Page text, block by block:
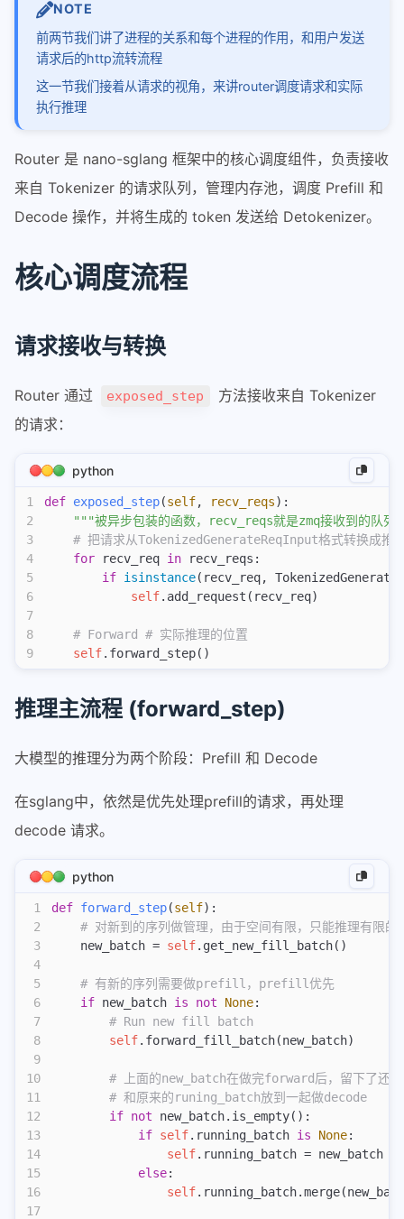
NOTE
前两节我们讲了进程的关系和每个进程的作用，和用户发送
请求后的http流转流程
这一节我们接着从请求的视角，来讲router调度请求和实际
执行推理
Router 是 nano-sglang 框架中的核心调度组件，负责接收
来自 Tokenizer 的请求队列，管理内存池，调度 Prefill 和
Decode 操作，并将生成的 token 发送给 Detokenizer。
核心调度流程
请求接收与转换
Router 通过 exposed_step
方法接收来自 Tokenizer
的请求：
python
1
2
3
4
5
6
7
8
9
def exposed_step(self, recv_reqs):
"""被异步包装的函数，recv_reqs就是zmq接收到的队列
# 把请求从TokenizedGenerateReqInput格式转换成推
    for
recv_req in recv_reqs:
        if
isinstance(recv_req,
            self
.add_request(recv_req)
    # Forward # 实际推理的位置
    self
.forward_step()
推理主流程 (forward_step)
大模型的推理分为两个阶段：Prefill 和 Decode
在sglang中，依然是优先处理prefill的请求，再处理
decode 请求。
python
1
2
3
4
5
6
7
8
9
10
11
12
13
14
15
16
17
def forward_step(self):
# 对新到的序列做管理，由于空间有限，只能推理有限的
    new_batch =
self.get_new_fill_batch()
    # 有新的序列需要做prefill，prefill优先
    if
new_batch is not None:
        # Run new fill batch
        self
.forward_fill_batch(new_batch)
# 上面的new_batch在做完forward后，留下了还
        # 和原来的runing_batch放到一起做decode
        if
not new_batch.is_empty():
            if
self.running_batch is None:
                self
.running_batch = new_batch
            else
:
                self
2-qwen3-next支持piecewisegraph
量化-03-GPTQ
量化-04-SmoothQuant
awq
router
sglang在pd分离下的router请求
调试精度dump-tensor
qwen3next-all
Retract机制
scheduler调度
sglang-attention
sglang-overlap
sglang投机采样mtp
tool-call-parser
vllm-ascend
准确测试cuda代码执行性能
Function Call和MCP
hisparse
pd分离最佳配比实验方法
sglang处理function_call
cs336-02-train
cs336-03-性能分析
大模型infra问题调试技巧
使用nsys和torch profiler进行性能分析